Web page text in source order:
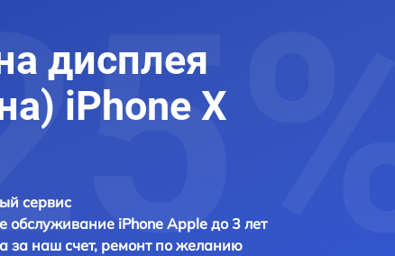
дисплея
iPhone X
сервис
обслуживание iPhone Apple до 3 лет
за наш счет, ремонт по желанию